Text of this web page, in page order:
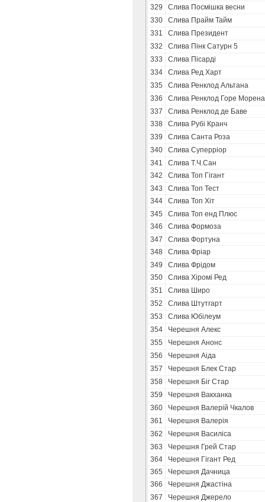
329
Слива Посмішка весни
330
Слива Прайм Тайм
331
Слива Президент
332
Слива Пінк Сатурн 5
333
Слива Пісарді
334
Слива Ред Харт
335
Слива Ренклод Альтана
336
Слива Ренклод Горе Морена
337
Слива Ренклод де Баве
338
Слива Рубі Кранч
339
Слива Санта Роза
340
Слива Суперріор
341
Слива Т.Ч.Сан
342
Слива Топ Гігант
343
Слива Топ Тест
344
Слива Топ Хіт
345
Слива Топ енд Плюс
346
Слива Формоза
347
Слива Фортуна
348
Слива Фріар
349
Слива Фрідом
350
Слива Хіромі Ред
351
Слива Широ
352
Слива Штутгарт
353
Слива Юбілеум
354
Черешня Алекс
355
Черешня Анонс
356
Черешня Аіда
357
Черешня Блек Стар
358
Черешня Біг Стар
359
Черешня Вакханка
360
Черешня Валерій Чкалов
361
Черешня Валерія
362
Черешня Василіса
363
Черешня Грей Стар
364
Черешня Гігант Ред
365
Черешня Дачница
366
Черешня Джастіна
367
Черешня Джерело